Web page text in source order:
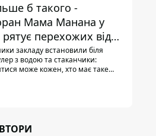
б такого -
Мама Манана у
рятує перехожих від
закладу встановили біля
з водою та стаканчики:
може кожен, хто має таке